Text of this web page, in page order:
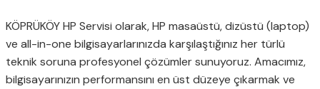
KÖPRÜKÖY HP Servisi olarak, HP masaüstü, dizüstü (laptop)
ve all-in-one bilgisayarlarınızda karşılaştığınız her türlü
teknik soruna profesyonel çözümler sunuyoruz. Amacımız,
bilgisayarınızın performansını en üst düzeye çıkarmak ve